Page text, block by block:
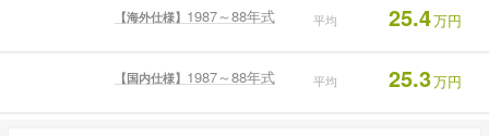
【海外仕様】 1987～88年式 平均 25.4万円
【国内仕様】 1987～88年式 平均 25.3万円